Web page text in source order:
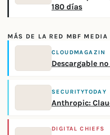
180 días
MÁS DE LA RED MBF MEDIA
CLOUDMAGAZIN
Descargable
SECURITYTODAY
Anthropic:
DIGITAL CHIEFS